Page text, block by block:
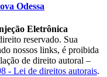
Odessa
Eletrônica
reservado. Sua
nossos links, é proibida
de direito autoral –
- Lei de direitos autorais.